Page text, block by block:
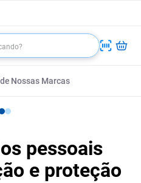
Nossas Marcas
pessoais
e proteção